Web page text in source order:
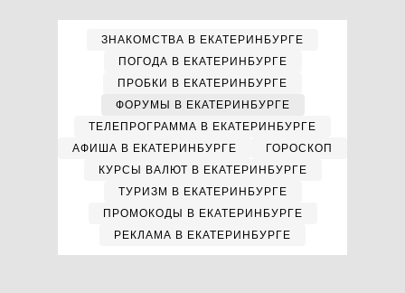
ЗНАКОМСТВА В ЕКАТЕРИНБУРГЕ
ПОГОДА В ЕКАТЕРИНБУРГЕ
ПРОБКИ В ЕКАТЕРИНБУРГЕ
ФОРУМЫ В ЕКАТЕРИНБУРГЕ
ТЕЛЕПРОГРАММА В ЕКАТЕРИНБУРГЕ
АФИША В ЕКАТЕРИНБУРГЕ
ГОРОСКОП
КУРСЫ ВАЛЮТ В ЕКАТЕРИНБУРГЕ
ТУРИЗМ В ЕКАТЕРИНБУРГЕ
ПРОМОКОДЫ В ЕКАТЕРИНБУРГЕ
РЕКЛАМА В ЕКАТЕРИНБУРГЕ